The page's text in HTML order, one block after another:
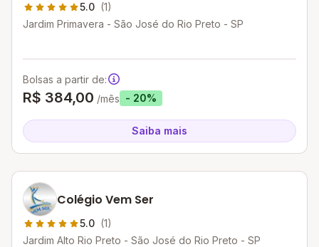
5.0 (1)
Jardim Primavera - São José do Rio Preto - SP
Bolsas a partir de:
R$ 384,00 /mês - 20%
Saiba mais
Colégio Vem Ser
5.0 (1)
Jardim Alto Rio Preto - São José do Rio Preto - SP